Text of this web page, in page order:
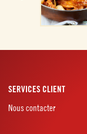
SERVICES CLIENT
Nous contacter